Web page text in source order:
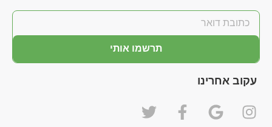
תרשמו אותי
עקוב אחרינו